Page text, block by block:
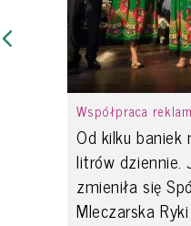
Współpraca
Od kilku
litrów
zmieniła się
Mleczarska Ryki